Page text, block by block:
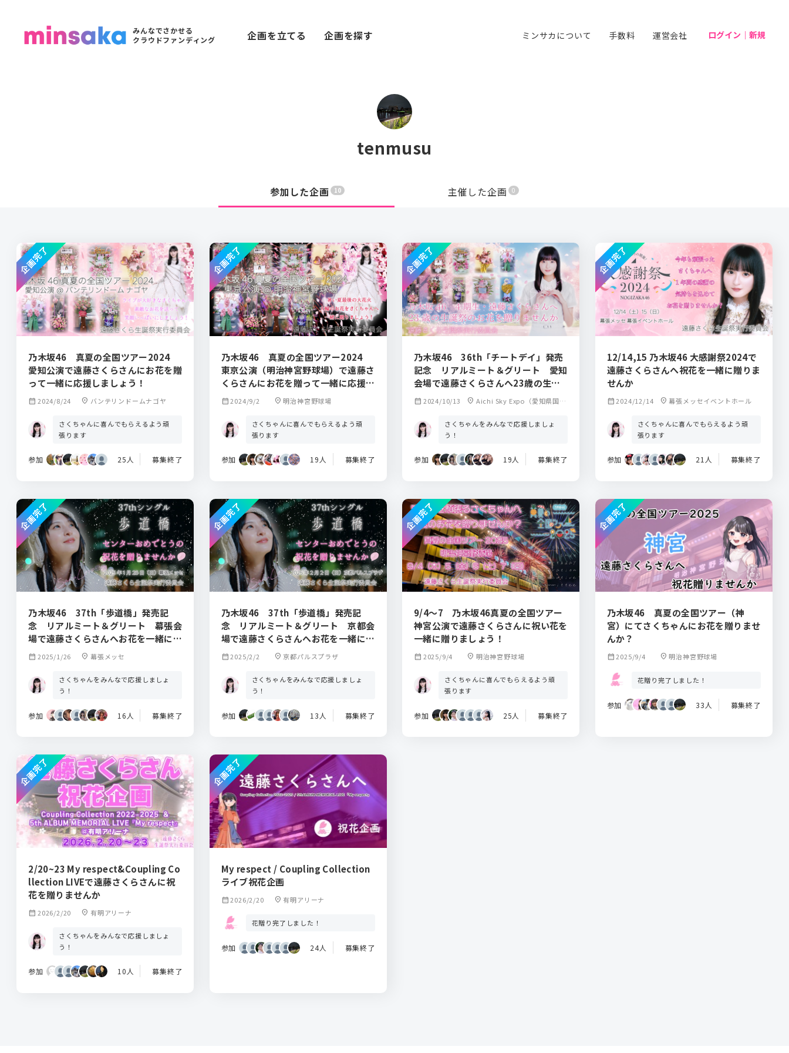
みんなでさかせる
クラウドファンディング
企画を立てる 企画を探す ミンサカについて 手数料 運営会社 ログイン｜新規
tenmusu
参加した企画 10 主催した企画 0
乃木坂46 真夏の全国ツアー2024
愛知公演で遠藤さくらさんにお花を贈
って一緒に応援しましょう！
calendar_month 2024/8/24 location_on バンテリンドームナゴヤ
さくちゃんに喜んでもらえるよう頑
張ります
参加 25人 募集終了
企画完了
乃木坂46 真夏の全国ツアー2024
東京公演（明治神宮野球場）で遠藤さ
くらさんにお花を贈って一緒に応援し
ましょう！
calendar_month2024/9/2 location_on 明治神宮野球場
さくちゃんに喜んでもらえるよう頑
張ります
参加 19人 募集終了
企画完了
乃木坂46 36th「チートデイ」発売
記念 リアルミート＆グリート 愛知
会場で遠藤さくらさんへ23歳の生誕
祭のお花を一緒に贈りませんか
calendar_month 2024/10/13 location_on Aichi Sky Expo（愛知県国際
さくちゃんをみんなで応援しましょ
う！
参加 19人 募集終了
企画完了
12/14,15 乃木坂46 大感謝祭2024で
遠藤さくらさんへ祝花を一緒に贈りま
せんか
calendar_month2024/12/14 location_on 幕張メッセイベントホール
さくちゃんに喜んでもらえるよう頑
張ります
参加 21人 募集終了
企画完了
乃木坂46 37th「歩道橋」発売記
念 リアルミート＆グリート 幕張会
場で遠藤さくらさんへお花を一緒に贈
りませんか
calendar_month 2025/1/26 location_on 幕張メッセ
さくちゃんをみんなで応援しましょ
う！
参加 16人 募集終了
企画完了
乃木坂46 37th「歩道橋」発売記
念 リアルミート＆グリート 京都会
場で遠藤さくらさんへお花を一緒に贈
りませんか
calendar_month2025/2/2 location_on 京都パルスプラザ
さくちゃんをみんなで応援しましょ
う！
参加 13人 募集終了
企画完了
9/4～7 乃木坂46真夏の全国ツアー
神宮公演で遠藤さくらさんに祝い花を
一緒に贈りましょう！
calendar_month 2025/9/4 location_on 明治神宮野球場
さくちゃんに喜んでもらえるよう頑
張ります
参加 25人 募集終了
企画完了
乃木坂46 真夏の全国ツアー（神
宮）にてさくちゃんにお花を贈りませ
んか？
calendar_month2025/9/4 location_on 明治神宮野球場
花贈り完了しました！
参加 33人 募集終了
企画完了
2/20~23 My respect&Coupling Co
llection LIVEで遠藤さくらさんに祝
花を贈りませんか
calendar_month 2026/2/20 location_on 有明アリーナ
さくちゃんをみんなで応援しましょ
う！
参加 10人 募集終了
企画完了
My respect / Coupling Collection
ライブ祝花企画
calendar_month2026/2/20 location_on 有明アリーナ
花贈り完了しました！
参加 24人 募集終了
企画完了